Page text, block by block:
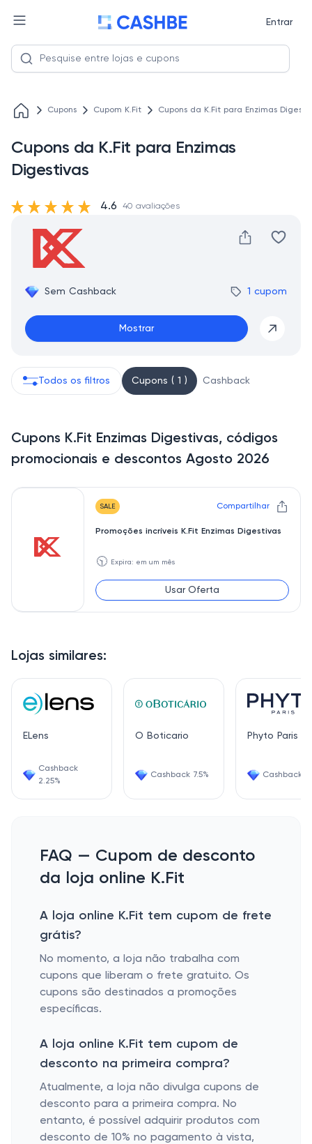
Entrar
Cupons Cupom K.Fit Cupons da K.Fit para Enzimas
Cupons da K.Fit para Enzimas
Digestivas
Sem Cashback 1 cupom
Mostrar
4.6 40 avaliações
Lojas similares:
ELens
Cashback
2.25%
O Boticario
Cashback 7.5%
Phyto Paris
Cashback
Todos os filtros Cupons ( 1 ) Cashback
Cupons K.Fit Enzimas Digestivas, códigos
promocionais e descontos Agosto 2026
SALE Compartilhar
Promoções incríveis K.Fit Enzimas Digestivas
🕥 Expira: em um mês
Usar Oferta
FAQ — Cupom de desconto
da loja online K.Fit
A loja online K.Fit tem cupom de frete
grátis?
No momento, a loja não trabalha com
cupons que liberam o frete gratuito. Os
cupons são destinados a promoções
específicas.
A loja online K.Fit tem cupom de
desconto na primeira compra?
Atualmente, a loja não divulga cupons de
desconto para a primeira compra. No
entanto, é possível adquirir produtos com
desconto de 10% no pagamento à vista,